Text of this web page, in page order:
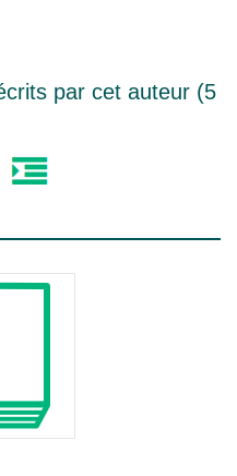
par cet auteur (5